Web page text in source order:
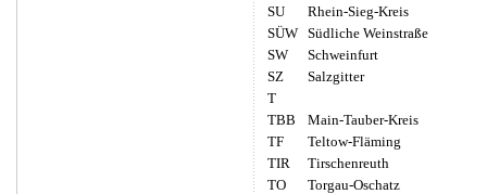
SU
Rhein-Sieg-Kreis
SÜW Südliche Weinstraße
SW
Schweinfurt
SZ
Salzgitter
T
TBB
Main-Tauber-Kreis
TF
Teltow-Fläming
TIR
Tirschenreuth
TO
Torgau-Oschatz